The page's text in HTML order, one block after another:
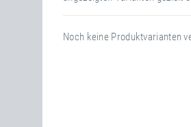
Noch keine Produktvarianten